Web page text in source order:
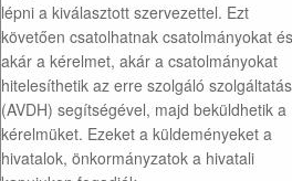
lépni a kiválasztott szervezettel. Ezt
követően csatolhatnak csatolmányokat és
akár a kérelmet, akár a csatolmányokat
hitelesíthetik az erre szolgáló szolgáltatás
(AVDH) segítségével, majd beküldhetik a
kérelmüket. Ezeket a küldeményeket a
hivatalok, önkormányzatok a hivatali